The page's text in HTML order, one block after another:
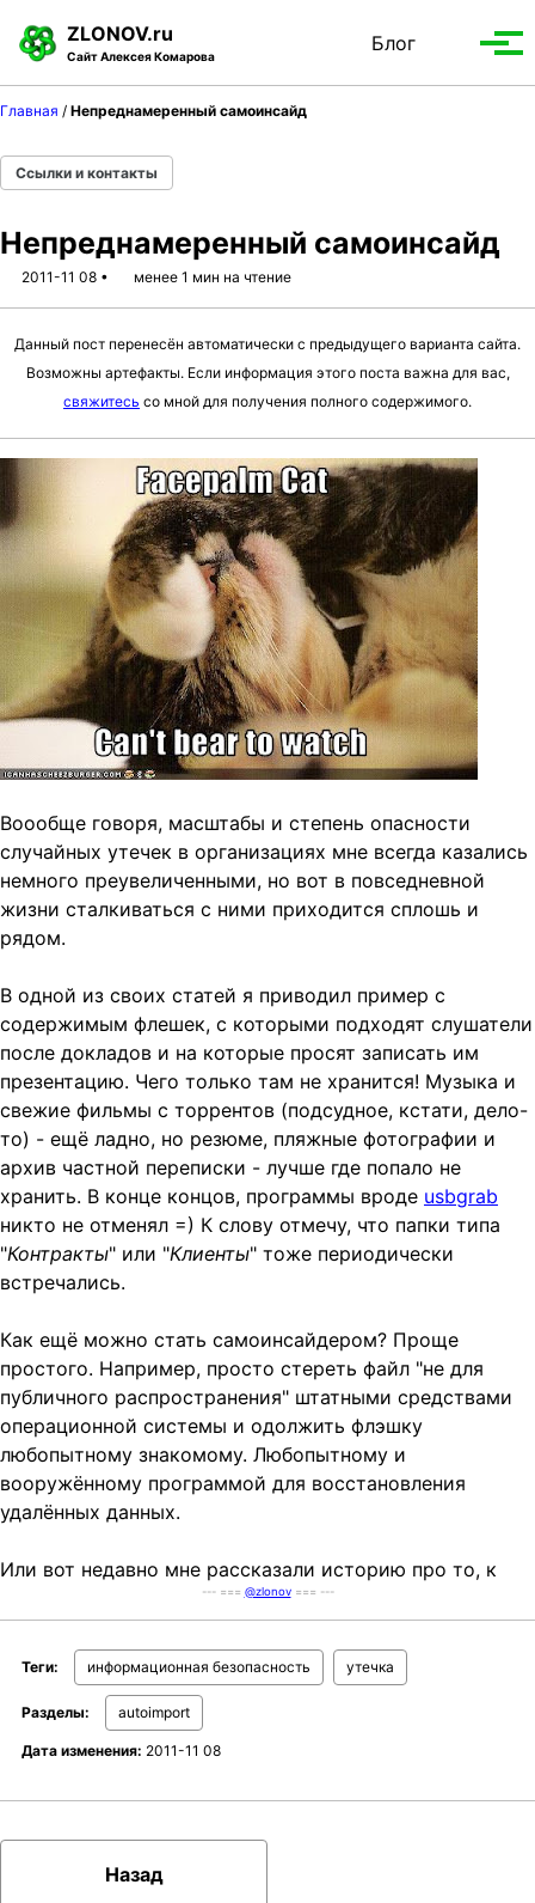
p
o
p
a
v
a
t
i
o
n
p
o
c
n
e
p
o
f
o
e
ZLONOV.ru
Сайт Алексея Комарова
Блог
Toggle
Главная / Непреднамеренный самоинсайд
Ссылки и контакты
Непреднамеренный самоинсайд
2011-11 08 менее 1 мин на чтение
Данный пост перенесён автоматически с предыдущего варианта сайта.
Возможны артефакты. Если информация этого поста важна для вас,
свяжитесь со мной для получения полного содержимого.
Воообще говоря, масштабы и степень опасности
случайных утечек в организациях мне всегда казались
немного преувеличенными, но вот в повседневной
жизни сталкиваться с ними приходится сплошь и
рядом.
В одной из своих статей я приводил пример с
содержимым флешек, с которыми подходят слушатели
после докладов и на которые просят записать им
презентацию. Чего только там не хранится! Музыка и
свежие фильмы с торрентов (подсудное, кстати, дело-
то) - ещё ладно, но резюме, пляжные фотографии и
архив частной переписки - лучше где попало не
хранить. В конце концов, программы вроде usbgrab
никто не отменял =) К слову отмечу, что папки типа
"Контракты" или "Клиенты" тоже периодически
встречались.
Как ещё можно стать самоинсайдером? Проще
простого. Например, просто стереть файл "не для
публичного распространения" штатными средствами
операционной системы и одолжить флэшку
любопытному знакомому. Любопытному и
вооружённому программой для восстановления
удалённых данных.
Или вот недавно мне рассказали историю про то, к
--- === @zlonov=== ---
Теги: информационная безопасность утечка
Разделы: autoimport
Дата изменения: 2011-11 08
Назад